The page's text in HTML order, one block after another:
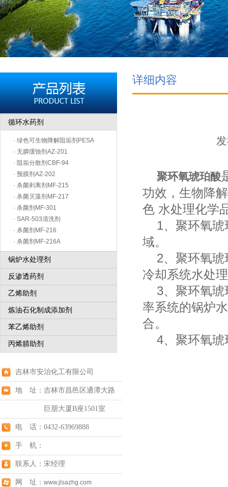
循环水药剂
· 绿色可生物降解阻垢剂PESA
· 无膦缓蚀剂AZ-201
· 阻垢分散剂CBF-94
· 预膜剂AZ-202
· 杀菌剥离剂MF-215
· 杀菌灭藻剂MF-217
· 杀菌剂MF-301
· SAR-503清洗剂
· 杀菌剂MF-216
· 杀菌剂MF-216A
锅炉水处理剂
反渗透药剂
乙烯助剂
炼油石化制成添加剂
苯乙烯助剂
丙烯腈助剂
吉林市安治化工有限公司
地 址：吉林市昌邑区通潭大路
巨朋大厦B座1501室
电 话：0432-63969888
手 机：
联系人：宋经理
网 址： www.jlsazhg.com
详细内容
聚环氧琥珀酸
功效，生物降
色 水处理化学
1、聚环氧琥
域。
2、聚环氧琥
冷却系统水处
3、聚环氧琥
率系统的锅炉
合。
4、聚环氧琥